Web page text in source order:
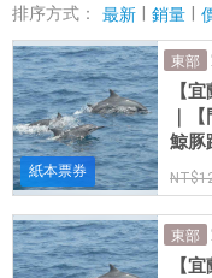
排序方式：
最新 銷量
紙本票券
東部
【
｜
鯨豚
東部
【